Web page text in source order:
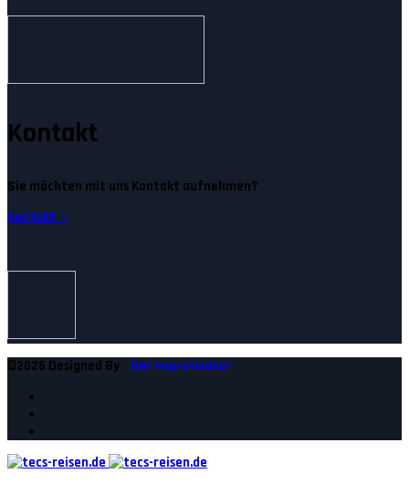
Kontakt
Sie möchten mit uns Kontakt aufnehmen?
Kontakt —
©2026 Designed By Der Improvisator